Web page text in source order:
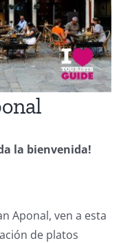
la bienvenida!
Aponal, ven a esta
de platos